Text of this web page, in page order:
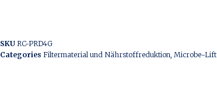
SKU RC-PRD4G
Categories Filtermaterial und Nährstoffreduktion, Microbe-Lift